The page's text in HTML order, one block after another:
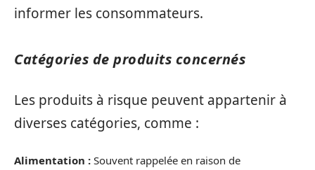
informer les consommateurs.
Catégories de produits concernés
Les produits à risque peuvent appartenir à
diverses catégories, comme :
Alimentation : Souvent rappelée en raison de